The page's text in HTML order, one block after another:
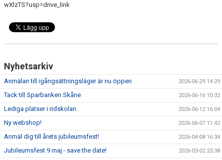
STÖTTA TORNS
LEKTIONSPLANERING RIDSKOLA
wXlzTS?usp=drive_link
Nyhetsarkiv
Anmälan till igångsättningsläger är nu öppen 2026-06-29 14:29
Tack till Sparbanken Skåne 2026-06-16 10:32
Lediga platser i ridskolan 2026-06-12 16:04
Ny webshop! 2026-06-07 11:42
Anmäl dig till årets jubileumsfest! 2026-04-08 16:34
Jubileumsfest 9 maj - save the date! 2026-03-02 23:38